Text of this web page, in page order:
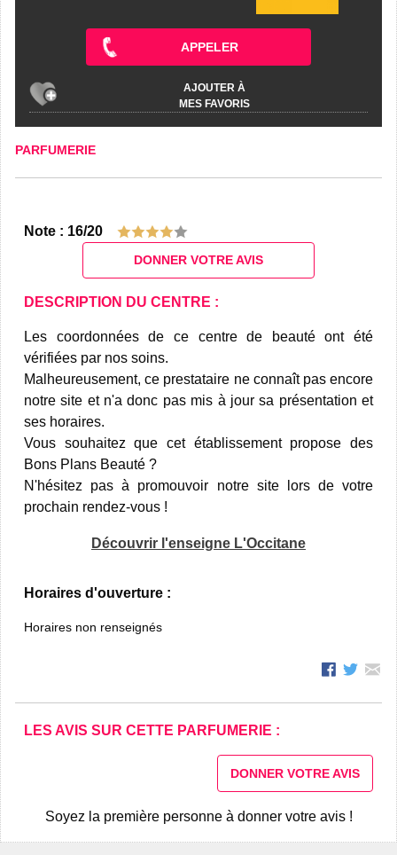
APPELER
AJOUTER À
MES FAVORIS
PARFUMERIE
Note : 16/20
DONNER VOTRE AVIS
DESCRIPTION DU CENTRE :
Les coordonnées de ce centre de beauté ont été
vérifiées par nos soins.
Malheureusement, ce prestataire ne connaît pas encore
notre site et n'a donc pas mis à jour sa présentation et
ses horaires.
Vous souhaitez que cet établissement propose des
Bons Plans Beauté ?
N'hésitez pas à promouvoir notre site lors de votre
prochain rendez-vous !
Découvrir l'enseigne L'Occitane
Horaires d'ouverture :
Horaires non renseignés
LES AVIS SUR CETTE PARFUMERIE :
DONNER VOTRE AVIS
Soyez la première personne à donner votre avis !